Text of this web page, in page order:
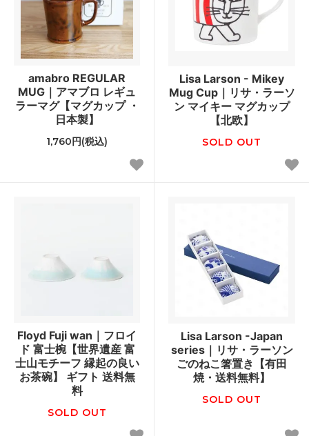
amabro REGULAR
MUG｜アマブロ レギュ
ラーマグ【マグカップ ・
日本製】
1,760円(税込)
Lisa Larson - Mikey
Mug Cup｜リサ・ラーソ
ン マイキー マグカップ
【北欧】
SOLD OUT
Floyd Fuji wan｜フロイ
ド 富士椀【世界遺産 富
士山モチーフ 縁起の良い
お茶碗】 ギフト 送料無
料
SOLD OUT
Lisa Larson -Japan
series｜リサ・ラーソン
ごのねこ箸置き【有田
焼・送料無料】
SOLD OUT